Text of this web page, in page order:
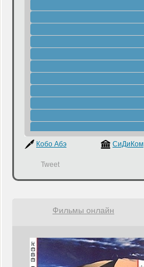
Кобо Абэ СиДиКом
Tweet
Фильмы онлайн